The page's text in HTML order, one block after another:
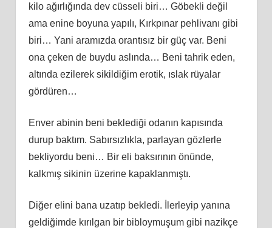
kilo ağırlığında dev cüsseli biri… Göbekli değil
ama enine boyuna yapılı, Kırkpınar pehlivanı gibi
biri… Yani aramızda orantısız bir güç var. Beni
ona çeken de buydu aslında… Beni tahrik eden,
altında ezilerek sikildiğim erotik, ıslak rüyalar
gördüren…
Enver abinin beni beklediği odanın kapısında
durup baktım. Sabırsızlıkla, parlayan gözlerle
bekliyordu beni… Bir eli baksırının önünde,
kalkmış sikinin üzerine kapaklanmıştı.
Diğer elini bana uzatıp bekledi. İlerleyip yanına
geldiğimde kırılgan bir bibloymuşum gibi nazikçe